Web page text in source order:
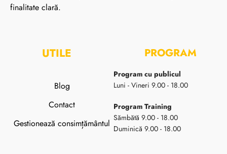
finalitate clară.
UTILE
Blog
Contact
Gestionează consimțământul
PROGRAM
Program cu publicul
Luni - Vineri 9.00 - 18.00
Program Training
Sămbătă 9.00 - 18.00
Duminică 9.00 - 18.00